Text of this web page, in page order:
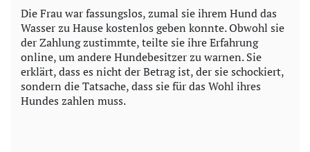
Die Frau war fassungslos, zumal sie ihrem Hund das
Wasser zu Hause kostenlos geben konnte. Obwohl sie
der Zahlung zustimmte, teilte sie ihre Erfahrung
online, um andere Hundebesitzer zu warnen. Sie
erklärt, dass es nicht der Betrag ist, der sie schockiert,
sondern die Tatsache, dass sie für das Wohl ihres
Hundes zahlen muss.